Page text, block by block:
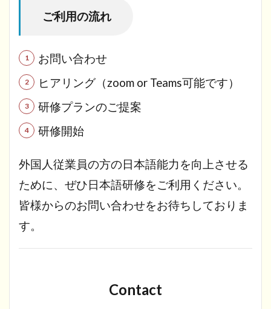
ご利用の流れ
お問い合わせ
ヒアリング（zoom or Teams可能です）
研修プランのご提案
研修開始
外国人従業員の方の日本語能力を向上させる
ために、ぜひ日本語研修をご利用ください。
皆様からのお問い合わせをお待ちしておりま
す。
Contact